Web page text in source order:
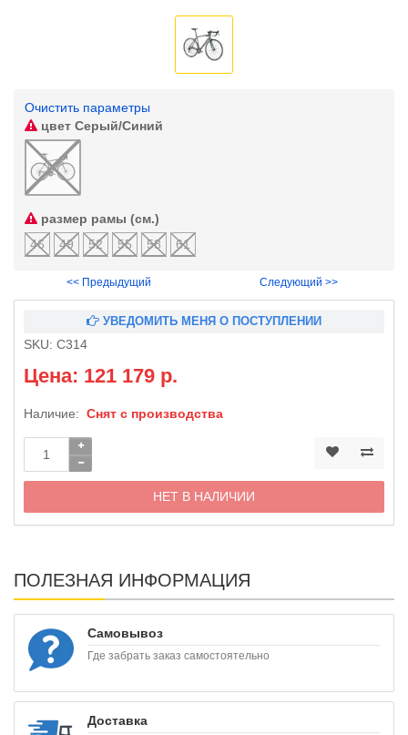
Очистить параметры
цвет Серый/Синий
размер рамы (см.)
46
49 52 55 58 61
<< Предыдущий Следующий >>
УВЕДОМИТЬ МЕНЯ О ПОСТУПЛЕНИИ
SKU: C314
Цена: 121 179 р.
Наличие: Снят с производства
НЕТ В НАЛИЧИИ
ПОЛЕЗНАЯ ИНФОРМАЦИЯ
Самовывоз
Где забрать заказ самостоятельно
Доставка